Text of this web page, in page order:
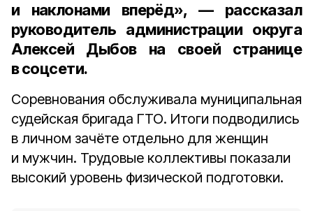
и наклонами вперёд», — рассказал
руководитель администрации округа
Алексей Дыбовна своей странице
в соцсети.
Соревнования обслуживала муниципальная
судейская бригада ГТО. Итоги подводились
в личном зачёте отдельно для женщин
и мужчин. Трудовые коллективы показали
высокий уровень физической подготовки.